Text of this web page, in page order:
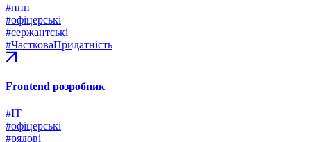
#ппп
#офіцерські
#сержантські
#ЧастковаПридатність
Frontend розробник
#ІТ
#офіцерські
#рядові